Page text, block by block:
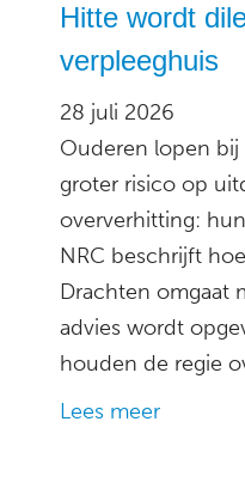
Hitte wordt
verpleeghuis
28 juli 2026
Ouderen lopen
groter risico op
oververhitting:
NRC beschrijft
Drachten omgaat
advies wordt
houden de regie
Lees meer